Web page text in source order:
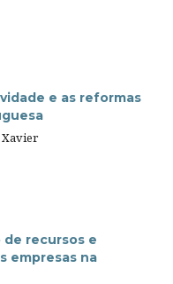
e as reformas
Xavier
recursos e
empresas na